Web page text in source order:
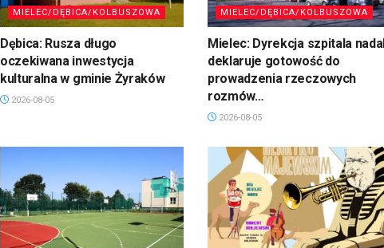
MIELEC/DĘBICA/KOLBUSZOWA
Dębica: Rusza długo
oczekiwana inwestycja
kulturalna w gminie Żyraków
2026-08-05
MIELEC/DĘBICA/KOLBUSZOWA
Mielec: Dyrekcja szpitala nadal
deklaruje gotowość do
prowadzenia rzeczowych
rozmów…
2026-08-05